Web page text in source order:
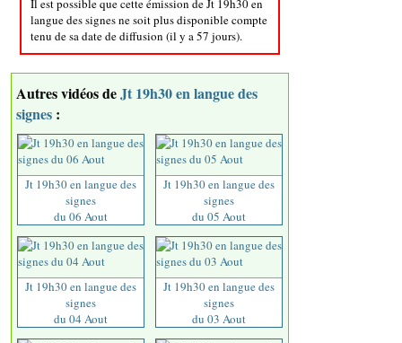
Il est possible que cette émission de Jt 19h30 en
langue des signes ne soit plus disponible compte
tenu de sa date de diffusion (il y a 57 jours).
Autres vidéos deJt 19h30 en langue des
signes :
Jt 19h30 en langue des
signes
du 06 Aout
Jt 19h30 en langue des
signes
du 05 Aout
Jt 19h30 en langue des
signes
du 04 Aout
Jt 19h30 en langue des
signes
du 03 Aout